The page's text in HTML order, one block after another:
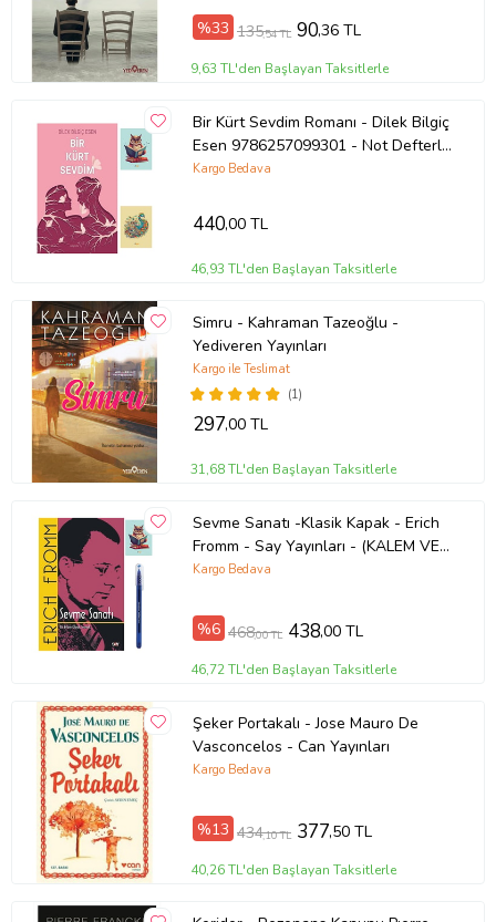
Çevirmen:
Ürün Kodu: kcm62439579
%33 135,54 TL 90,36 TL
9,63 TL'den Başlayan Taksitlerle
Bir Kürt Sevdim Romanı - Dilek Bilgiç
Esen 9786257099301 - Not Defterli
Seti (Renksiz)
Kargo Bedava
440,00 TL
46,93 TL'den Başlayan Taksitlerle
Simru - Kahraman Tazeoğlu -
Yediveren Yayınları
(1)
Kargo ile Teslimat
297,00 TL
31,68 TL'den Başlayan Taksitlerle
Sevme Sanatı -Klasik Kapak - Erich
Fromm - Say Yayınları - (KALEM VE
NOT DEFTERLİ) (Renksiz)
Kargo Bedava
%6 468,00 TL 438,00 TL
46,72 TL'den Başlayan Taksitlerle
Şeker Portakalı - Jose Mauro De
Vasconcelos - Can Yayınları
Kargo Bedava
%13 434,10 TL 377,50 TL
40,26 TL'den Başlayan Taksitlerle